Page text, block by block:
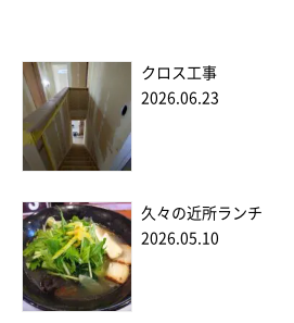
クロス工事
2026.06.23
久々の近所ランチ
2026.05.10